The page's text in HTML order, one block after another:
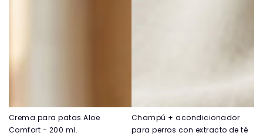
Crema para patas Aloe
Comfort - 200 ml.
Champú + acondicionador
para perros con extracto de té